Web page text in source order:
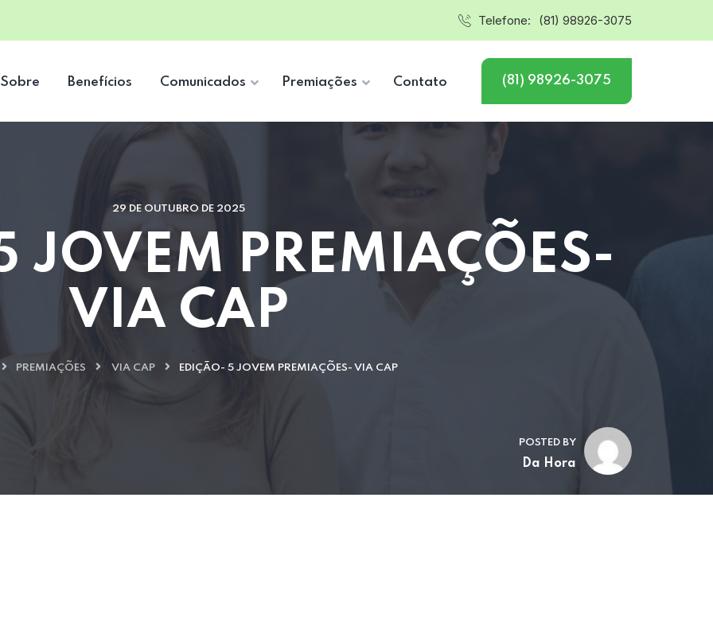
Telefone: (81) 98926-3075
Sobre Benefícios Comunicados Premiações Contato (81) 98926-3075
29 DE OUTUBRO DE 2025
JOVEM PREMIAÇÕES-
VIA CAP
PREMIAÇÕES VIA CAP EDIÇÃO- 5 JOVEM PREMIAÇÕES- VIA CAP
POSTED BY
Da Hora